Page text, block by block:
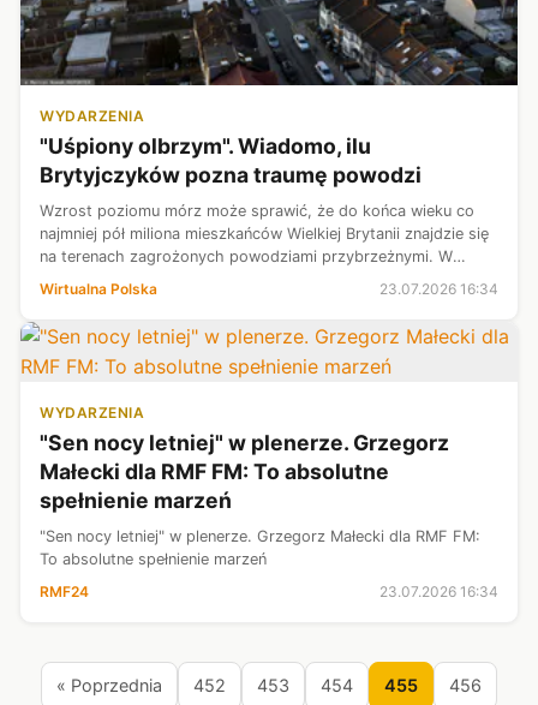
WYDARZENIA
"Uśpiony olbrzym". Wiadomo, ilu
Brytyjczyków pozna traumę powodzi
Wzrost poziomu mórz może sprawić, że do końca wieku co
najmniej pół miliona mieszkańców Wielkiej Brytanii znajdzie się
na terenach zagrożonych powodziami przybrzeżnymi. W
badania opublik...
Wirtualna Polska 23.07.2026 16:34
WYDARZENIA
"Sen nocy letniej" w plenerze. Grzegorz
Małecki dla RMF FM: To absolutne
spełnienie marzeń
"Sen nocy letniej" w plenerze. Grzegorz Małecki dla RMF FM:
To absolutne spełnienie marzeń
RMF24
23.07.2026 16:34
« Poprzednia 452 453 454 455 456